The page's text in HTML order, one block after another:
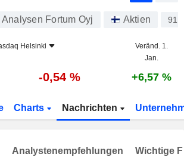
Fortum Oyj Aktien
Helsinki
Veränd. 1.
Jan.
-0,54 % +6,57 %
Charts Nachrichten
Analystenempfehlungen Wichtige